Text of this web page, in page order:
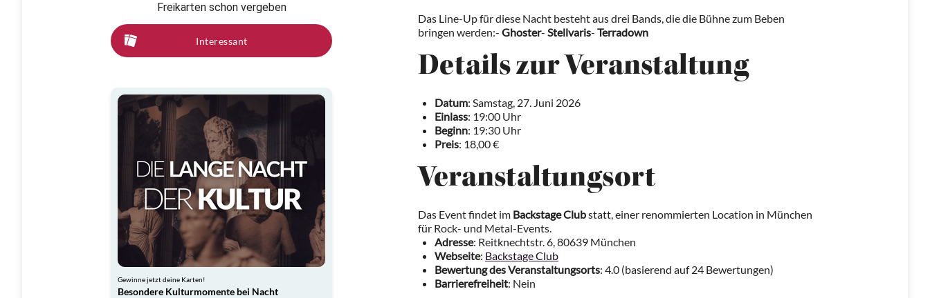
Freikarten schon vergeben
Interessant
Gewinne jetzt deine Karten!
Besondere Kulturmomente bei Nacht
Das Line-Up für diese Nacht besteht aus drei Bands, die die Bühne zum Beben
bringen werden:- Ghoster- Stellvaris- Terradown
Details zur Veranstaltung
Datum: Samstag, 27. Juni 2026
Einlass: 19:00 Uhr
Beginn: 19:30 Uhr
Preis: 18,00 €
Veranstaltungsort
Das Event findet im Backstage Clubstatt, einer renommierten Location in München
für Rock- und Metal-Events.
Adresse: Reitknechtstr. 6, 80639 München
Webseite: Backstage Club
Bewertung des Veranstaltungsorts: 4.0 (basierend auf 24 Bewertungen)
Barrierefreiheit: Nein